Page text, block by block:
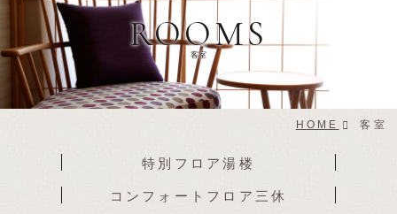
ROOMS
客室
HOME 客室
特別フロア湯楼
コンフォート フロア三休